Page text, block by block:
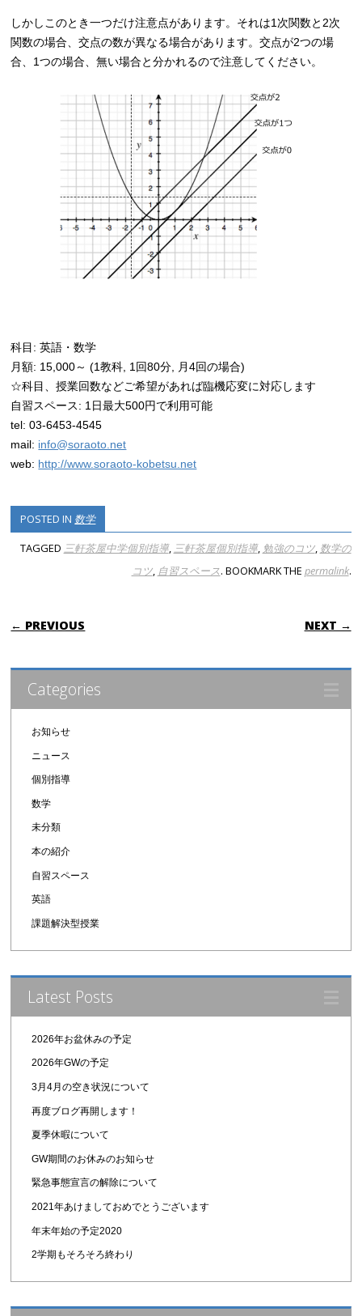
しかしこのとき一つだけ注意点があります。それは1次関数と2次
関数の場合、交点の数が異なる場合があります。交点が2つの場
合、1つの場合、無い場合と分かれるので注意してください。
科目: 英語・数学
月額: 15,000～ (1教科, 1回80分, 月4回の場合)
☆科目、授業回数などご希望があれば臨機応変に対応します
自習スペース: 1日最大500円で利用可能
tel: 03-6453-4545
mail: info@soraoto.net
web: http://www.soraoto-kobetsu.net
POSTED IN 数学
TAGGED 三軒茶屋中学個別指導, 三軒茶屋個別指導, 勉強のコツ, 数学の
コツ, 自習スペース. BOOKMARK THE permalink.
POST NAVIGATION
← PREVIOUS NEXT →
Categories
お知らせ
ニュース
個別指導
数学
未分類
本の紹介
自習スペース
英語
課題解決型授業
Latest Posts
2026年お盆休みの予定
2026年GWの予定
3月4月の空き状況について
再度ブログ再開します！
夏季休暇について
GW期間のお休みのお知らせ
緊急事態宣言の解除について
2021年あけましておめでとうございます
年末年始の予定2020
2学期もそろそろ終わり